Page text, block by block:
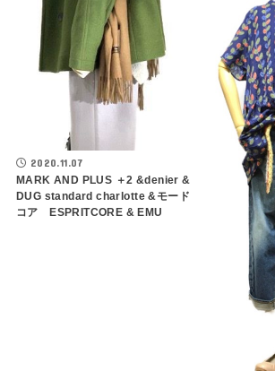
2020.11.07
MARK AND PLUS ＋2 &denier &
DUG standard charlotte &モード
コア ESPRITCORE & EMU